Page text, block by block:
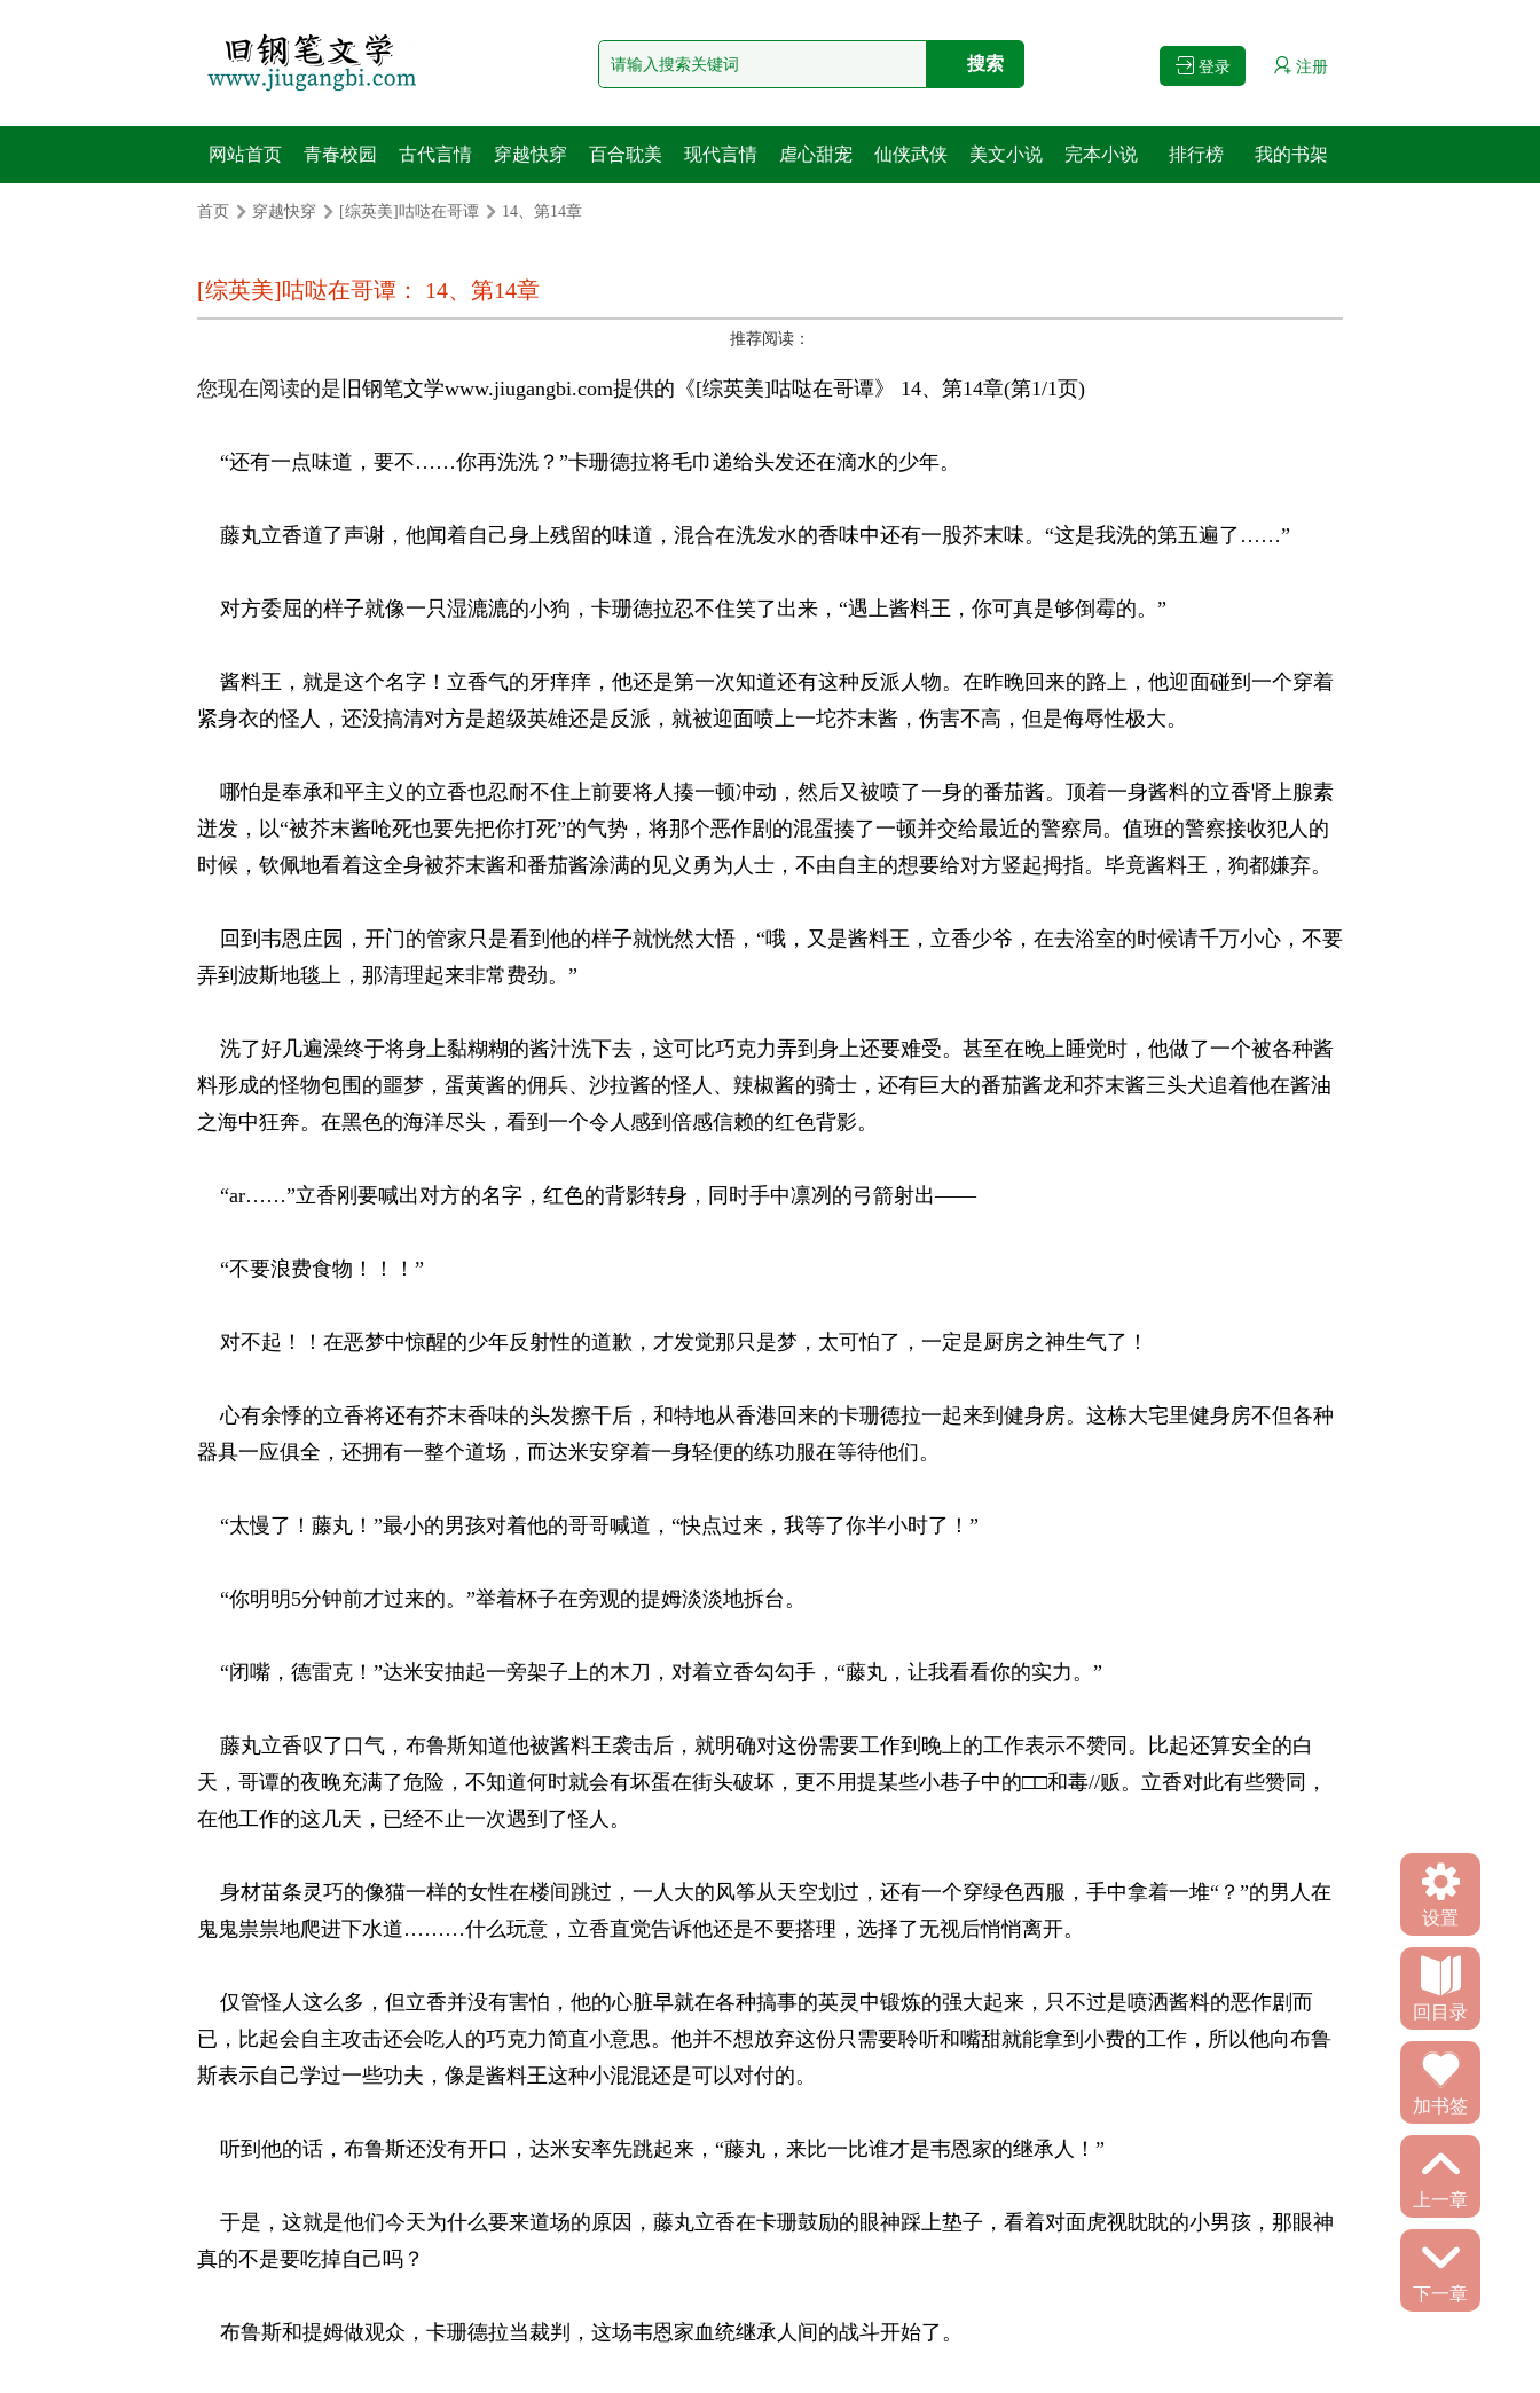
登录 注册
网站首页 青春校园 古代言情 穿越快穿 百合耽美 现代言情 虐心甜宠 仙侠武侠 美文小说 完本小说 排行榜 我的书架
首页 穿越快穿 [综英美]咕哒在哥谭 14、第14章
[综英美]咕哒在哥谭： 14、第14章
推荐阅读：
您现在阅读的是 旧钢笔文学www.jiugangbi.com提供的《[综英美]咕哒在哥谭》 14、第14章(第1/1页)
“还有一点味道，要不……你再洗洗？”卡珊德拉将毛巾递给头发还在滴水的少年。
藤丸立香道了声谢，他闻着自己身上残留的味道，混合在洗发水的香味中还有一股芥末味。“这是我洗的第五遍了……”
对方委屈的样子就像一只湿漉漉的小狗，卡珊德拉忍不住笑了出来，“遇上酱料王，你可真是够倒霉的。”
酱料王，就是这个名字！立香气的牙痒痒，他还是第一次知道还有这种反派人物。在昨晚回来的路上，他迎面碰到一个穿着
紧身衣的怪人，还没搞清对方是超级英雄还是反派，就被迎面喷上一坨芥末酱，伤害不高，但是侮辱性极大。
哪怕是奉承和平主义的立香也忍耐不住上前要将人揍一顿冲动，然后又被喷了一身的番茄酱。顶着一身酱料的立香肾上腺素
迸发，以“被芥末酱呛死也要先把你打死”的气势，将那个恶作剧的混蛋揍了一顿并交给最近的警察局。值班的警察接收犯人的
时候，钦佩地看着这全身被芥末酱和番茄酱涂满的见义勇为人士，不由自主的想要给对方竖起拇指。毕竟酱料王，狗都嫌弃。
回到韦恩庄园，开门的管家只是看到他的样子就恍然大悟，“哦，又是酱料王，立香少爷，在去浴室的时候请千万小心，不要
弄到波斯地毯上，那清理起来非常费劲。”
洗了好几遍澡终于将身上黏糊糊的酱汁洗下去，这可比巧克力弄到身上还要难受。甚至在晚上睡觉时，他做了一个被各种酱
料形成的怪物包围的噩梦，蛋黄酱的佣兵、沙拉酱的怪人、辣椒酱的骑士，还有巨大的番茄酱龙和芥末酱三头犬追着他在酱油
之海中狂奔。在黑色的海洋尽头，看到一个令人感到倍感信赖的红色背影。
“ar……”立香刚要喊出对方的名字，红色的背影转身，同时手中凛冽的弓箭射出——
“不要浪费食物！！！”
对不起！！在恶梦中惊醒的少年反射性的道歉，才发觉那只是梦，太可怕了，一定是厨房之神生气了！
心有余悸的立香将还有芥末香味的头发擦干后，和特地从香港回来的卡珊德拉一起来到健身房。这栋大宅里健身房不但各种
器具一应俱全，还拥有一整个道场，而达米安穿着一身轻便的练功服在等待他们。
“太慢了！藤丸！”最小的男孩对着他的哥哥喊道，“快点过来，我等了你半小时了！”
“你明明5分钟前才过来的。”举着杯子在旁观的提姆淡淡地拆台。
“闭嘴，德雷克！”达米安抽起一旁架子上的木刀，对着立香勾勾手，“藤丸，让我看看你的实力。”
藤丸立香叹了口气，布鲁斯知道他被酱料王袭击后，就明确对这份需要工作到晚上的工作表示不赞同。比起还算安全的白
天，哥谭的夜晚充满了危险，不知道何时就会有坏蛋在街头破坏，更不用提某些小巷子中的□□和毒//贩。立香对此有些赞同，
在他工作的这几天，已经不止一次遇到了怪人。
身材苗条灵巧的像猫一样的女性在楼间跳过，一人大的风筝从天空划过，还有一个穿绿色西服，手中拿着一堆“？”的男人在
鬼鬼祟祟地爬进下水道………什么玩意，立香直觉告诉他还是不要搭理，选择了无视后悄悄离开。
仅管怪人这么多，但立香并没有害怕，他的心脏早就在各种搞事的英灵中锻炼的强大起来，只不过是喷洒酱料的恶作剧而
已，比起会自主攻击还会吃人的巧克力简直小意思。他并不想放弃这份只需要聆听和嘴甜就能拿到小费的工作，所以他向布鲁
斯表示自己学过一些功夫，像是酱料王这种小混混还是可以对付的。
听到他的话，布鲁斯还没有开口，达米安率先跳起来，“藤丸，来比一比谁才是韦恩家的继承人！”
于是，这就是他们今天为什么要来道场的原因，藤丸立香在卡珊鼓励的眼神踩上垫子，看着对面虎视眈眈的小男孩，那眼神
真的不是要吃掉自己吗？
布鲁斯和提姆做观众，卡珊德拉当裁判，这场韦恩家血统继承人间的战斗开始了。
设置
回目录
加书签
上一章
下一章